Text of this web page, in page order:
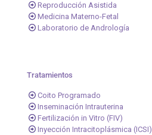
Reproducción Asistida
Medicina Materno-Fetal
Laboratorio de Andrología
Tratamientos
Coito Programado
Inseminación Intrauterina
Fertilización in Vitro (FIV)
Inyección Intracitoplásmica (ICSI)